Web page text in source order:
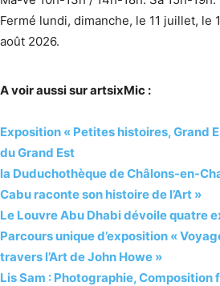
Fermé lundi, dimanche, le 11 juillet, le
août 2026.
A voir aussi sur artsixMic :
Exposition « Petites histoires, Grand
du Grand Est
la Duduchothèque de Châlons-en-
Cabu raconte son histoire de l’Art »
Le Louvre Abu Dhabi dévoile quatre
Parcours unique d’exposition «
travers l’Art de John Howe »
Lis Sam : Photographie, Composition